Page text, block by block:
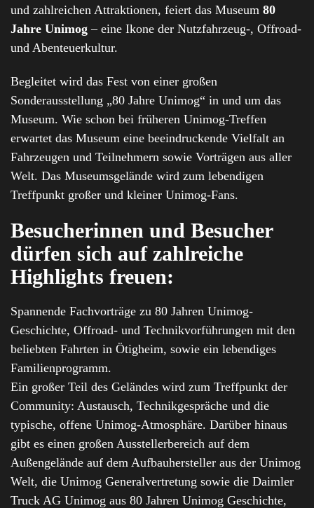
und zahlreichen Attraktionen, feiert das Museum 80
Jahre Unimog – eine Ikone der Nutzfahrzeug-, Offroad-
und Abenteuerkultur.
Begleitet wird das Fest von einer großen
Sonderausstellung „80 Jahre Unimog“ in und um das
Museum. Wie schon bei früheren Unimog-Treffen
erwartet das Museum eine beeindruckende Vielfalt an
Fahrzeugen und Teilnehmern sowie Vorträgen aus aller
Welt. Das Museumsgelände wird zum lebendigen
Treffpunkt großer und kleiner Unimog-Fans.
Besucherinnen und Besucher
dürfen sich auf zahlreiche
Highlights freuen:
Spannende Fachvorträge zu 80 Jahren Unimog-
Geschichte, Offroad- und Technikvorführungen mit den
beliebten Fahrten in Ötigheim, sowie ein lebendiges
Familienprogramm.
Ein großer Teil des Geländes wird zum Treffpunkt der
Community: Austausch, Technikgespräche und die
typische, offene Unimog-Atmosphäre. Darüber hinaus
gibt es einen großen Ausstellerbereich auf dem
Außengelände auf dem Aufbauhersteller aus der Unimog
Welt, die Unimog Generalvertretung sowie die Daimler
Truck AG Unimog aus 80 Jahren Unimog Geschichte,